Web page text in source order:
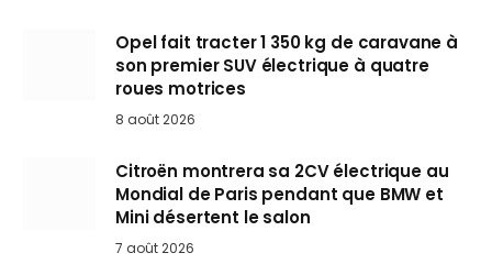
Opel fait tracter 1 350 kg de caravane à
son premier SUV électrique à quatre
roues motrices
8 août 2026
Citroën montrera sa 2CV électrique au
Mondial de Paris pendant que BMW et
Mini désertent le salon
7 août 2026